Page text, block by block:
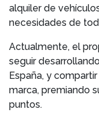
alquiler de
necesidades de
Actualmente, el
seguir
España, y
marca, premiando
puntos.